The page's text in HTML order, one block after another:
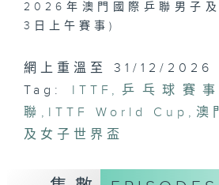
2026年澳門國際乒聯男子
3日上午賽事)
網上重溫至 31/12/2026
Tag:
ITTF , 乒乓球賽事
聯 , ITTF World Cup , 澳
及女子世界盃